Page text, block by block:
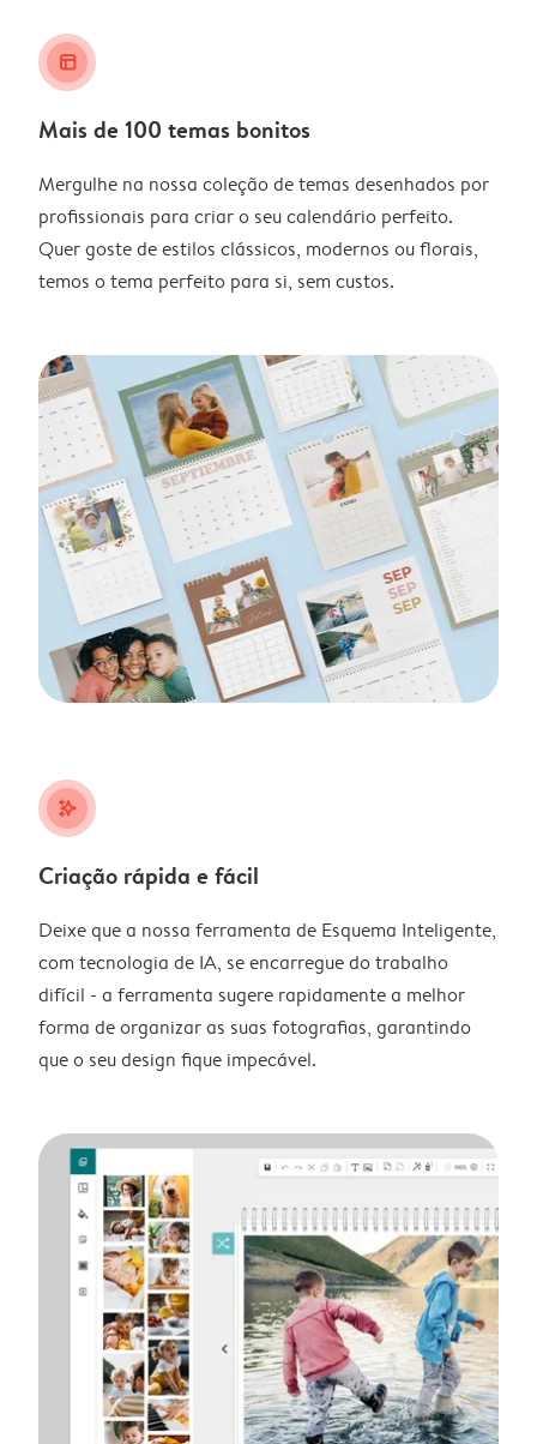
layout_alt
Mais de 100 temas bonitos
Mergulhe na nossa coleção de temas desenhados por
profissionais para criar o seu calendário perfeito.
Quer goste de estilos clássicos, modernos ou florais,
temos o tema perfeito para si, sem custos.
stars_plus
Criação rápida e fácil
Deixe que a nossa ferramenta de Esquema Inteligente,
com tecnologia de IA, se encarregue do trabalho
difícil - a ferramenta sugere rapidamente a melhor
forma de organizar as suas fotografias, garantindo
que o seu design fique impecável.